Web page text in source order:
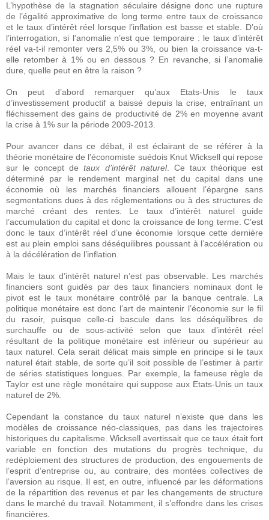
L’hypothèse de la stagnation séculaire désigne donc une rupture
de l’égalité approximative de long terme entre taux de croissance
et le taux d’intérêt réel lorsque l’inflation est basse et stable. D’où
l’interrogation, si l’anomalie n’est que temporaire : le taux d’intérêt
réel va-t-il remonter vers 2,5% ou 3%, ou bien la croissance va-t-
elle retomber à 1% ou en dessous ? En revanche, si l’anomalie
dure, quelle peut en être la raison ?
On peut d’abord remarquer qu’aux Etats-Unis le taux
d’investissement productif a baissé depuis la crise, entraînant un
fléchissement des gains de productivité de 2% en moyenne avant
la crise à 1% sur la période 2009-2013.
Pour avancer dans ce débat, il est éclairant de se référer à la
théorie monétaire de l’économiste suédois Knut Wicksell qui repose
sur le concept detaux d’intérêt naturel. Ce taux théorique est
déterminé par le rendement marginal net du capital dans une
économie où les marchés financiers allouent l’épargne sans
segmentations dues à des réglementations ou à des structures de
marché créant des rentes. Le taux d’intérêt naturel guide
l’accumulation du capital et donc la croissance de long terme. C’est
donc le taux d’intérêt réel d’une économie lorsque cette dernière
est au plein emploi sans déséquilibres poussant à l’accélération ou
à la décélération de l’inflation.
Mais le taux d’intérêt naturel n’est pas observable. Les marchés
financiers sont guidés par des taux financiers nominaux dont le
pivot est le taux monétaire contrôlé par la banque centrale. La
politique monétaire est donc l’art de maintenir l’économie sur le fil
du rasoir, puisque celle-ci bascule dans les déséquilibres de
surchauffe ou de sous-activité selon que taux d’intérêt réel
résultant de la politique monétaire est inférieur ou supérieur au
taux naturel. Cela serait délicat mais simple en principe si le taux
naturel était stable, de sorte qu’il soit possible de l’estimer à partir
de séries statistiques longues. Par exemple, la fameuse règle de
Taylor est une règle monétaire qui suppose aux Etats-Unis un taux
naturel de 2%.
Cependant la constance du taux naturel n’existe que dans les
modèles de croissance néo-classiques, pas dans les trajectoires
historiques du capitalisme. Wicksell avertissait que ce taux était fort
variable en fonction des mutations du progrès technique, du
redéploiement des structures de production, des engouements de
l’esprit d’entreprise ou, au contraire, des montées collectives de
l’aversion au risque. Il est, en outre, influencé par les déformations
de la répartition des revenus et par les changements de structure
dans le marché du travail. Notamment, il s’effondre dans les crises
financières.